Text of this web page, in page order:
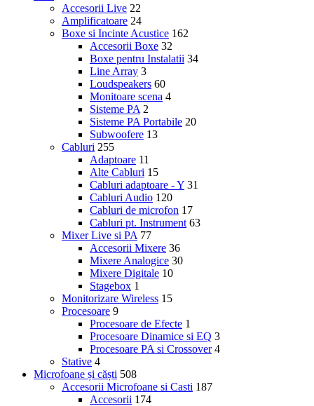
Accesorii Live 22
Amplificatoare 24
Boxe si Incinte Acustice 162
Accesorii Boxe 32
Boxe pentru Instalatii 34
Line Array 3
Loudspeakers 60
Monitoare scena 4
Sisteme PA 2
Sisteme PA Portabile 20
Subwoofere 13
Cabluri 255
Adaptoare 11
Alte Cabluri 15
Cabluri adaptoare - Y 31
Cabluri Audio 120
Cabluri de microfon 17
Cabluri pt. Instrument 63
Mixer Live si PA 77
Accesorii Mixere 36
Mixere Analogice 30
Mixere Digitale 10
Stagebox 1
Monitorizare Wireless 15
Procesoare 9
Procesoare de Efecte 1
Procesoare Dinamice si EQ 3
Procesoare PA si Crossover 4
Stative 4
Microfoane și căști 508
Accesorii Microfoane si Casti 187
Accesorii 174